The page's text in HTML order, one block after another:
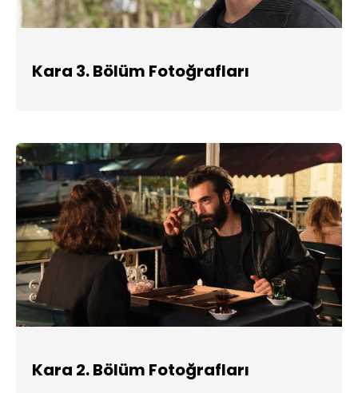
Kara 3. Bölüm Fotoğrafları
Kara 2. Bölüm Fotoğrafları